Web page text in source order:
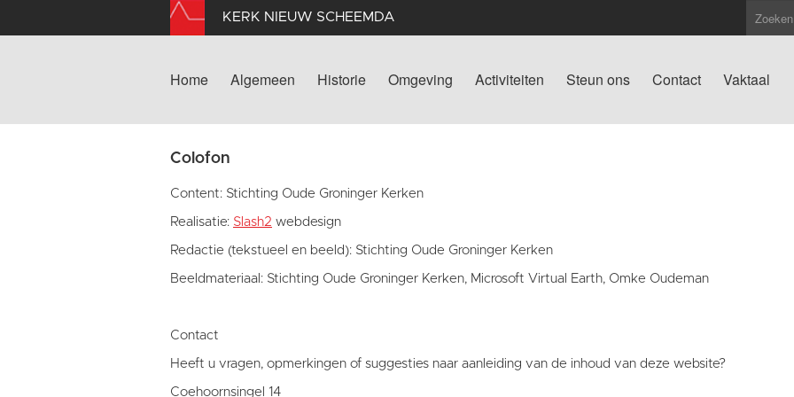
KERK NIEUW SCHEEMDA
Home Algemeen Historie Omgeving Activiteiten Steun ons Contact Vaktaal
Colofon
Content: Stichting Oude Groninger Kerken
Realisatie: Slash2 webdesign
Redactie (tekstueel en beeld): Stichting Oude Groninger Kerken
Beeldmateriaal: Stichting Oude Groninger Kerken, Microsoft Virtual Earth, Omke Oudeman
Contact
Heeft u vragen, opmerkingen of suggesties naar aanleiding van de inhoud van deze website?
Coehoornsingel 14